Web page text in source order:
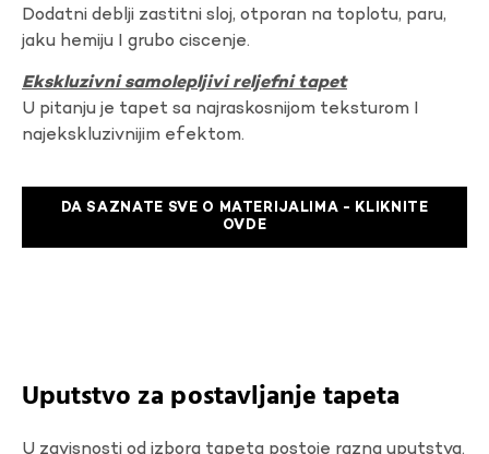
Dodatni deblji zastitni sloj, otporan na toplotu, paru,
jaku hemiju I grubo ciscenje.
Ekskluzivni samolepljivi reljefni tapet
U pitanju je tapet sa najraskosnijom teksturom I
najekskluzivnijim efektom.
DA SAZNATE SVE O MATERIJALIMA - KLIKNITE
OVDE
Uputstvo za postavljanje tapeta